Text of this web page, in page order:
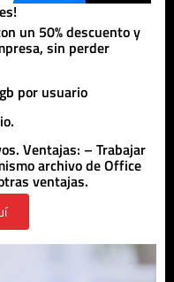
un 50% descuento y
sin perder
por usuario
Ventajas: – Trabajar
archivo de Office
ventajas.